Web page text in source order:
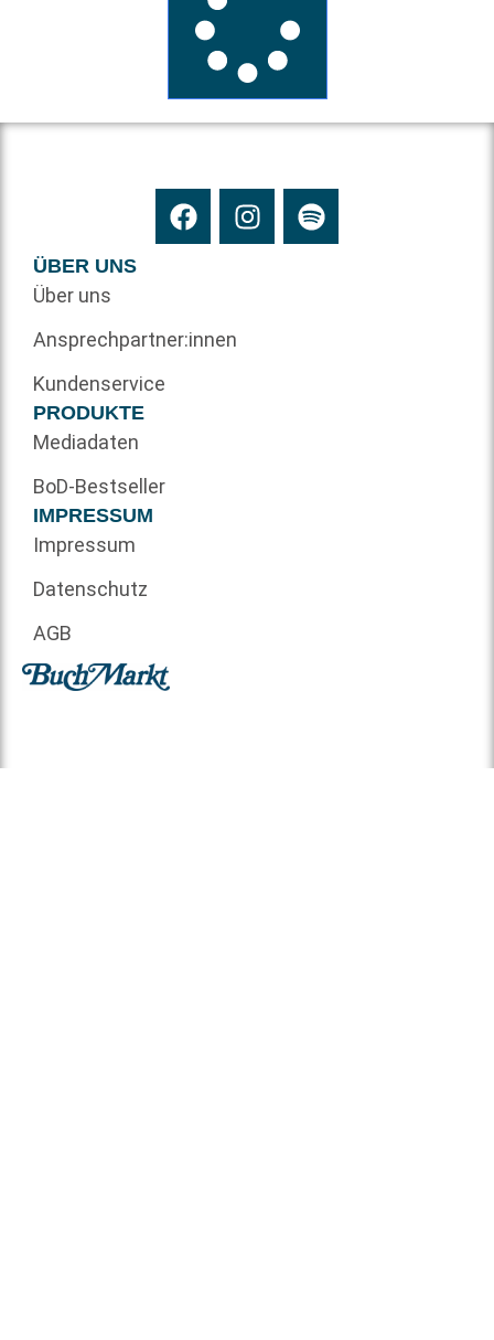
ÜBER UNS
Über uns
Ansprechpartner:innen
Kundenservice
PRODUKTE
Mediadaten
BoD-Bestseller
IMPRESSUM
Impressum
Datenschutz
AGB